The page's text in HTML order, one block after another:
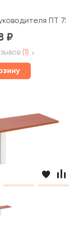
ПТ 758
(1)